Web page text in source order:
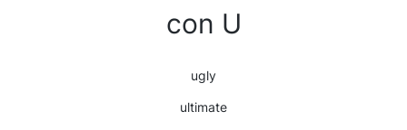
con U
ugly
ultimate